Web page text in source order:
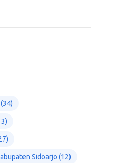
(34)
Sidoarjo (12)